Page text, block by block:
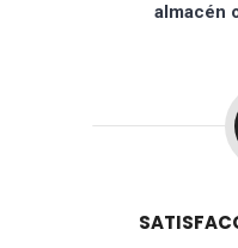
almacén